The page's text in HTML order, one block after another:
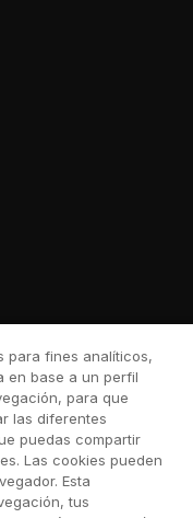
para fines analíticos,
en base a un perfil
para que
las diferentes
puedas compartir
Las cookies pueden
Esta
tus